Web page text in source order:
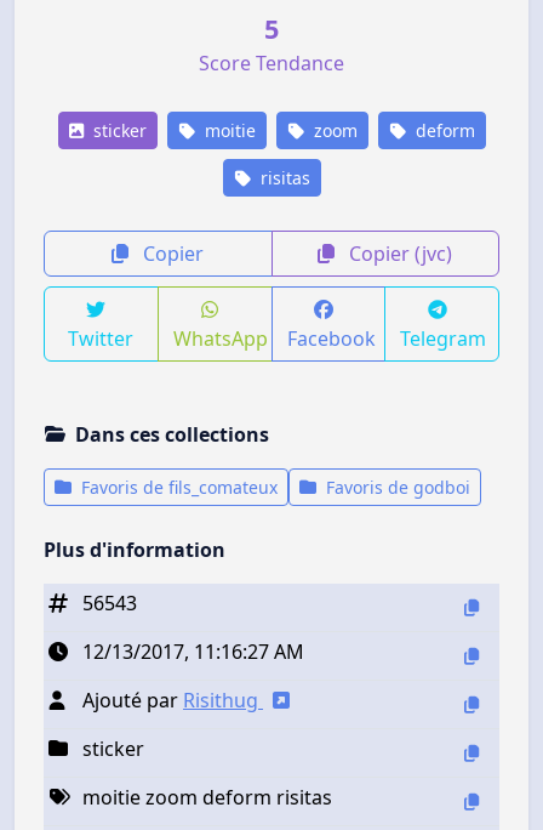
5
Score Tendance
sticker moitie zoom deform
risitas
Copier Copier (jvc)
Twitter WhatsApp Facebook Telegram
Dans ces collections
Favoris de fils_comateux Favoris de godboi
Plus d'information
56543
12/13/2017, 11:16:27 AM
Ajouté par Risithug
sticker
moitie zoom deform risitas